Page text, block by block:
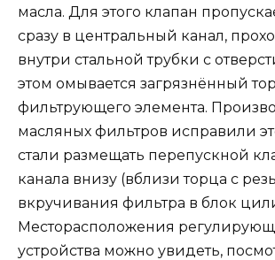
масла. Для этого клапан
сразу в центральный канал,
внутри стальной трубки с
этом омывается загрязнённый
фильтрующего элемента.
масляных фильтров исправили
стали размещать перепускной
канала внизу (вблизи торца с
вкручивания фильтра в блок
Месторасположения
устройства можно увидеть,